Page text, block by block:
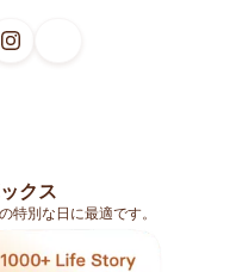
クス
特別な日に最適です。